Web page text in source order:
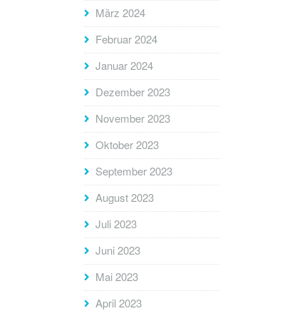
März 2024
Februar 2024
Januar 2024
Dezember 2023
November 2023
Oktober 2023
September 2023
August 2023
Juli 2023
Juni 2023
Mai 2023
April 2023